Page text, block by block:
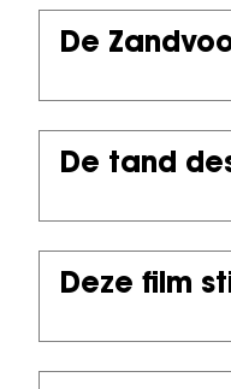
De
De tand
Deze film